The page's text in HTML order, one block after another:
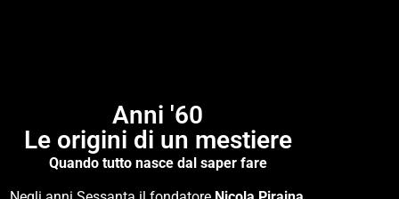
Anni '60
Le origini di un mestiere
Quando tutto nasce dal saper fare